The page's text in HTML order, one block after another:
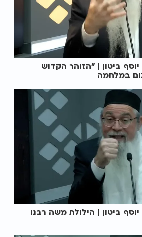
ביטון | "הזוהר הקדוש
במלחמה
ביטון | הילולת משה רבנו